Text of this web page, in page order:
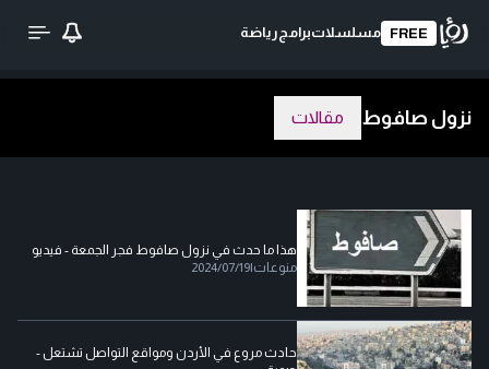
FREE مسلسلاتبرامج رياضة
نزول صافوط مقالات
هذا ما حدث في نزول صافوط فجر الجمعة - فيديو
منوعات|
2024/07/19
حادث مروع في الأردن ومواقع التواصل تشتعل -